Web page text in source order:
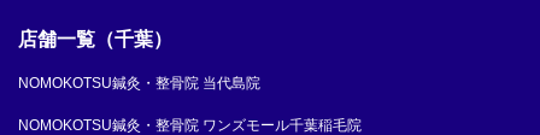
店舗一覧（千葉）
NOMOKOTSU鍼灸・整骨院 当代島院
NOMOKOTSU鍼灸・整骨院 ワンズモール千葉稲毛院